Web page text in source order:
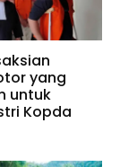
yang
untuk
Kopda